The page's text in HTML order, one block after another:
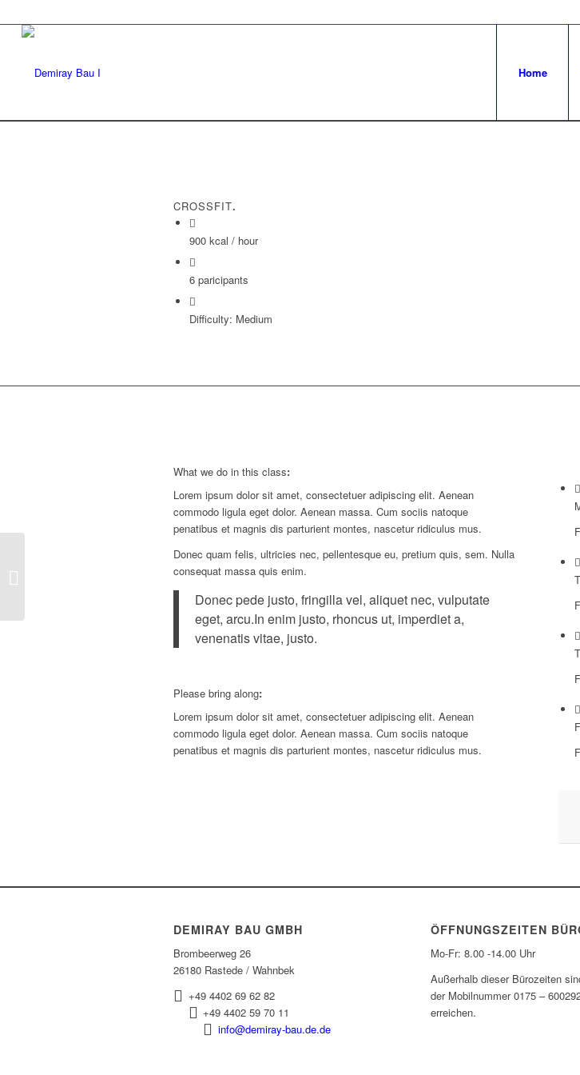
Home
CROSSFIT.
900 kcal / hour
6 paricipants
Difficulty: Medium
What we do in this class:
Lorem ipsum dolor sit amet, consectetuer adipiscing elit. Aenean
commodo ligula eget dolor. Aenean massa. Cum sociis natoque
penatibus et magnis dis parturient montes, nascetur ridiculus mus.
Donec quam felis, ultricies nec, pellentesque eu, pretium quis, sem. Nulla
consequat massa quis enim.
Donec pede justo, fringilla vel, aliquet nec, vulputate
eget, arcu.In enim justo, rhoncus ut, imperdiet a,
venenatis vitae, justo.
Please bring along:
Lorem ipsum dolor sit amet, consectetuer adipiscing elit. Aenean
commodo ligula eget dolor. Aenean massa. Cum sociis natoque
penatibus et magnis dis parturient montes, nascetur ridiculus mus.
DEMIRAY BAU GMBH
Brombeerweg 26
26180 Rastede / Wahnbek
+49 4402 69 62 82
+49 4402 59 70 11
info@demiray-bau.de.de
ÖFFNUNGSZEITEN
Mo-Fr: 8.00 -14.00 Uhr
Außerhalb dieser Bürozeiten
der Mobilnummer 0175 –
erreichen.